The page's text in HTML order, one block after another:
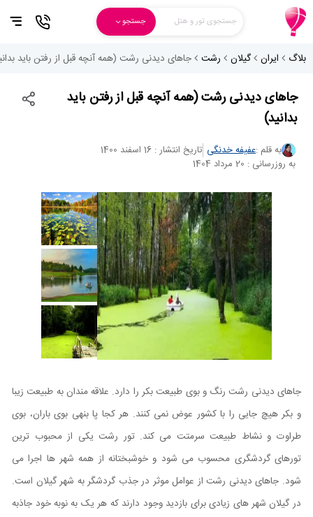
جستجوی تور و هتل جستجو
بلاگ ایران گیلان رشت جاهای دیدنی رشت (همه آنچه قبل از رفتن باید
جاهای دیدنی رشت (همه آنچه قبل از رفتن باید
بدانید)
به قلم :عفیفه خدنگی تاریخ انتشار : 16 اسفند 1400
به روزرسانی : 20 مرداد 1404
جاهای دیدنی رشت رنگ و بوی طبیعت بکر را دارد. علاقه مندان به طبیعت زیبا
و بکر هیچ جایی را با کشور عوض نمی کنند. هر کجا پا بنهی بوی باران، بوی
طراوت و نشاط طبیعت سرمتت می کند. تور رشت یکی از محبوب ترین
تورهای گردشگری محسوب می شود و خوشبختانه از همه شهر ها اجرا می
شود. جاهای دیدنی رشت از عوامل موثر در جذب گردشگر به شهر گیلان است.
در گیلان شهر های زیادی برای بازدید وجود دارند که هر یک به نوبه خود جاذبه